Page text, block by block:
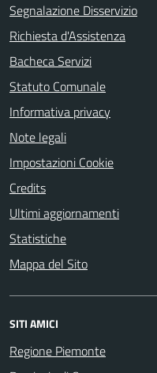
Segnalazione Disservizio
Richiesta d'Assistenza
Bacheca Servizi
Statuto Comunale
Informativa privacy
Note legali
Impostazioni Cookie
Credits
Ultimi aggiornamenti
Statistiche
Mappa del Sito
SITI AMICI
Regione Piemonte